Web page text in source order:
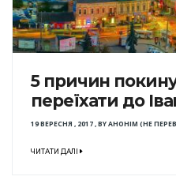
5 причин
переїхати до
19 ВЕРЕСНЯ , 2017,BYАНОНІМ (НЕ
ЧИТАТИ ДАЛІ